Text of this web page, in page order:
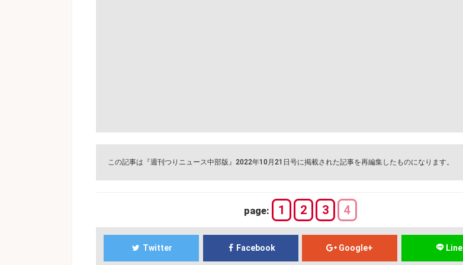
この記事は『週刊つりニュース中部版』2022年10月21日号に掲載された記事を再編集したものになります。
page: 1 2 3 4
Twitter Facebook Google+ Line